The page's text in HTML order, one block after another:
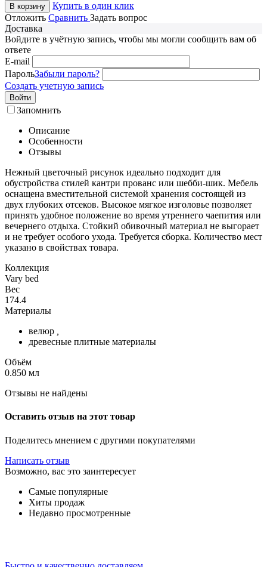
В корзину
Купить в один клик
Отложить Сравнить Задать вопрос
Доставка
Войдите в учётную запись, чтобы мы могли сообщить вам об
ответе
E-mail
ПарольЗабыли пароль?
Создать учетную запись
Войти
Запомнить
Описание
Особенности
Отзывы
Нежный цветочный рисунок идеально подходит для
обустройства стилей кантри прованс или шебби-шик. Мебель
оснащена вместительной системой хранения состоящей из
двух глубоких отсеков. Высокое мягкое изголовье позволяет
принять удобное положение во время утреннего чаепития или
вечернего отдыха. Стойкий обивочный материал не выгорает
и не требует особого ухода. Требуется сборка. Количество мест
указано в свойствах товара.
Коллекция
Vary bed
Вес
174.4
Материалы
велюр
древесные плитные материалы
Объём
0.850 мл
Отзывы не найдены
Оставить отзыв на этот товар
Поделитесь мнением с другими покупателями
Написать отзыв
Возможно, вас это заинтересует
Самые популярные
Хиты продаж
Недавно просмотренные